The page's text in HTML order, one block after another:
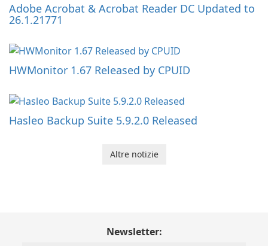
Adobe Acrobat & Acrobat Reader DC Updated to
26.1.21771
HWMonitor 1.67 Released by CPUID
Hasleo Backup Suite 5.9.2.0 Released
Altre notizie
Newsletter: